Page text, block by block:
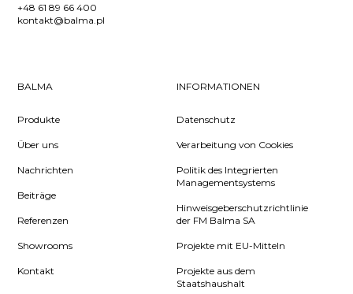
+48 61 89 66 400
kontakt@balma.pl
BALMA
Produkte
Über uns
Nachrichten
Beiträge
Referenzen
Showrooms
Kontakt
INFORMATIONEN
Datenschutz
Verarbeitung von Cookies
Politik des Integrierten
Managementsystems
Hinweisgeberschutzrichtlinie
der FM Balma SA
Projekte mit EU-Mitteln
Projekte aus dem
Staatshaushalt